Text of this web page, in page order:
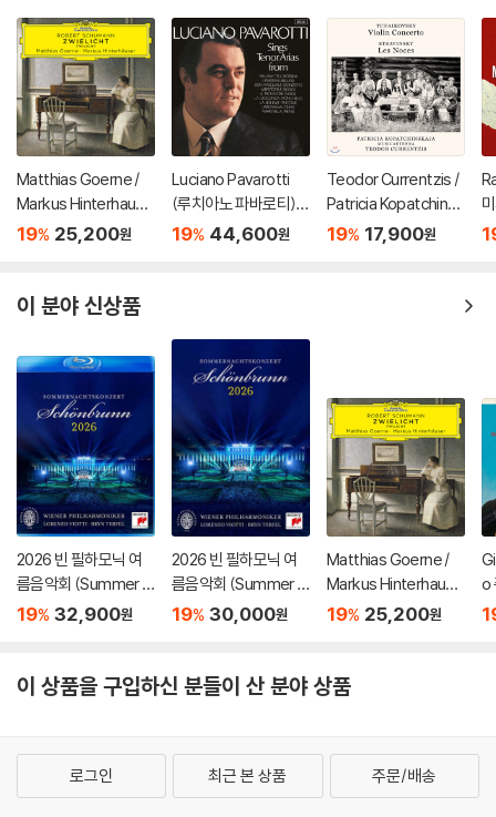
Matthias Goerne /
Markus Hinterhause
r 슈만: 황혼 (가곡집)
19% 25,200원
Luciano Pavarotti
(루치아노 파바로티) -
이탈리아 오페라 리마
19% 44,600원
Teodor Currentzis /
Patricia Kopatchinsk
aja 차이코프스키: 바이
19% 17,900원
이 분야 신상품
2026 빈 필하모닉 여
름음악회 (Summer Ni
ght Concert 2026)
19% 32,900원
2026 빈 필하모닉 여
름음악회 (Summer Ni
ght Concert 2026)
19% 30,000원
Matthias Goerne /
Markus Hinterhause
r 슈만: 황혼 (가곡집)
19% 25,200원
o
이 상품을 구입하신 분들이 산 분야 상품
로그인 최근 본 상품 주문/배송